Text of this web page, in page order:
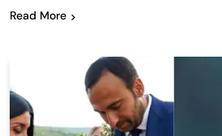
Read More